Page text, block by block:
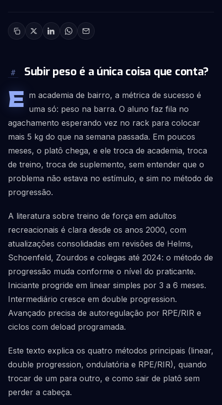
# Subir peso é a única coisa que conta?
E m academia de bairro, a métrica de sucesso é
uma só: peso na barra. O aluno faz fila no
agachamento esperando vez no rack para colocar
mais 5 kg do que na semana passada. Em poucos
meses, o platô chega, e ele troca de academia, troca
de treino, troca de suplemento, sem entender que o
problema não estava no estímulo, e sim no método de
progressão.
A literatura sobre treino de força em adultos
recreacionais é clara desde os anos 2000, com
atualizações consolidadas em revisões de Helms,
Schoenfeld, Zourdos e colegas até 2024: o método de
progressão muda conforme o nível do praticante.
Iniciante progride em linear simples por 3 a 6 meses.
Intermediário cresce em double progression.
Avançado precisa de autoregulação por RPE/RIR e
ciclos com deload programada.
Este texto explica os quatro métodos principais (linear,
double progression, ondulatória e RPE/RIR), quando
trocar de um para outro, e como sair de platô sem
perder a cabeça.